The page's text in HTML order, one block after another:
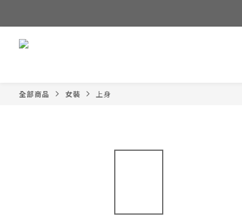
全部商品 女裝 上身